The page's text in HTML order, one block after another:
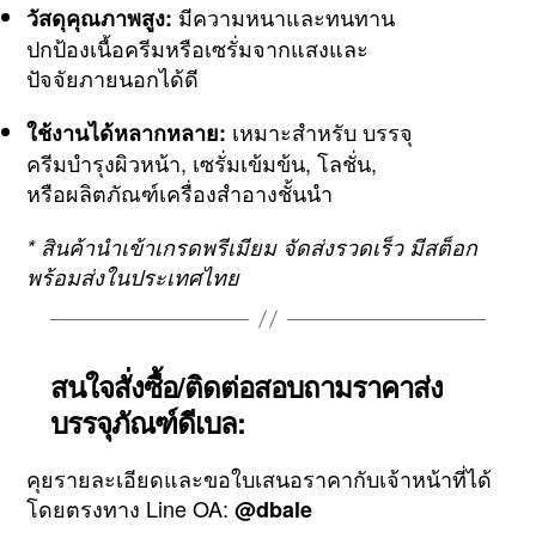
วัสดุคุณภาพสูง: มีความหนาและทนทาน
ปกป้องเนื้อครีมหรือเซรั่มจากแสงและ
ปัจจัยภายนอกได้ดี
ใช้งานได้หลากหลาย: เหมาะสำหรับ บรรจุ
ครีมบำรุงผิวหน้า, เซรั่มเข้มข้น, โลชั่น,
หรือผลิตภัณฑ์เครื่องสำอางชั้นนำ
* สินค้านำเข้าเกรดพรีเมียม จัดส่งรวดเร็ว มีสต็อก
พร้อมส่งในประเทศไทย
สนใจสั่งซื้อ/ติดต่อสอบถามราคาส่ง
บรรจุภัณฑ์ดีเบล:
คุยรายละเอียดและขอใบเสนอราคากับเจ้าหน้าที่ได้
โดยตรงทาง Line OA:@dbale